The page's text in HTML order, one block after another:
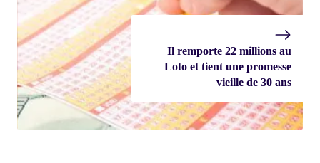
Il remporte 22 millions au
Loto et tient une promesse
vieille de 30 ans